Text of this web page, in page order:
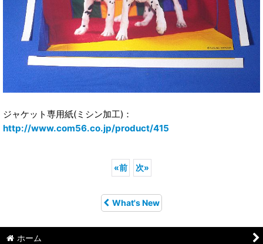
ジャケット専用紙(ミシン加工)：
http://www.com56.co.jp/product/415
«前 次»
What's New
ホーム